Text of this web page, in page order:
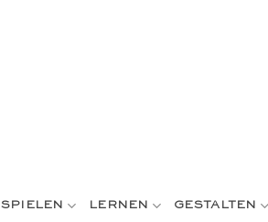
SPIELEN LERNEN GESTALTEN